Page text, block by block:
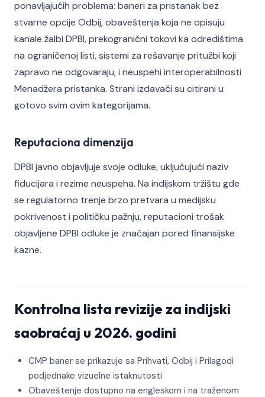
ponavljajućih problema: baneri za pristanak bez
stvarne opcije Odbij, obaveštenja koja ne opisuju
kanale žalbi DPBI, prekogranični tokovi ka odredištima
na ograničenoj listi, sistemi za rešavanje pritužbi koji
zapravo ne odgovaraju, i neuspehi interoperabilnosti
Menadžera pristanka. Strani izdavači su citirani u
gotovo svim ovim kategorijama.
Reputaciona dimenzija
DPBI javno objavljuje svoje odluke, uključujući naziv
fiducijara i rezime neuspeha. Na indijskom tržištu gde
se regulatorno trenje brzo pretvara u medijsku
pokrivenost i političku pažnju, reputacioni trošak
objavljene DPBI odluke je značajan pored finansijske
kazne.
Kontrolna lista revizije za indijski
saobraćaj u 2026. godini
CMP baner se prikazuje sa Prihvati, Odbij i Prilagodi
podjednake vizuelne istaknutosti
Obaveštenje dostupno na engleskom i na traženom